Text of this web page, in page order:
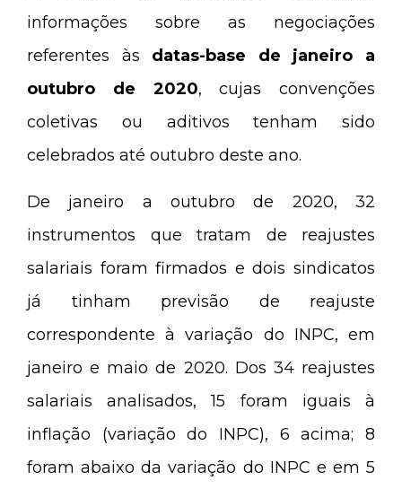
informações sobre as negociações
referentes às datas-base de janeiro a
outubro de 2020, cujas convenções
coletivas ou aditivos tenham sido
celebrados até outubro deste ano.
De janeiro a outubro de 2020, 32
instrumentos que tratam de reajustes
salariais foram firmados e dois sindicatos
já tinham previsão de reajuste
correspondente à variação do INPC, em
janeiro e maio de 2020. Dos 34 reajustes
salariais analisados, 15 foram iguais à
inflação (variação do INPC), 6 acima; 8
foram abaixo da variação do INPC e em 5